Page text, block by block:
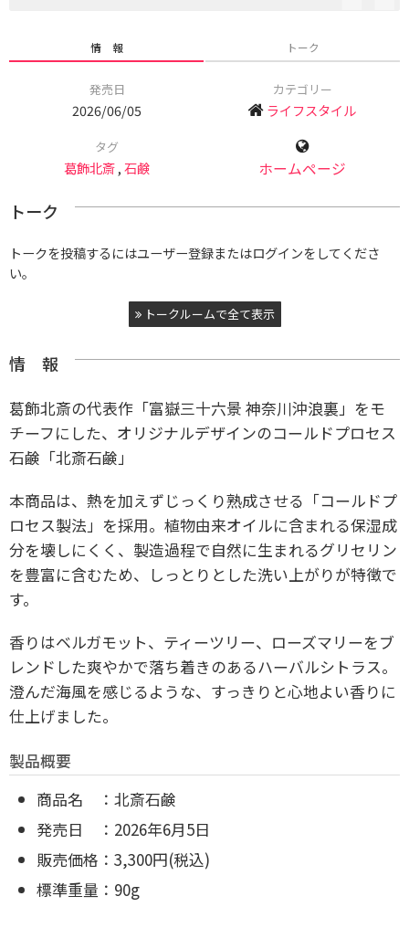
情 報 トーク
発売日
2026/06/05
カテゴリー
ライフスタイル
タグ
葛飾北斎,石鹸 ホームページ
トーク
トークを投稿するにはユーザー登録またはログインをしてくださ
い。
トークルームで全て表示
情 報
葛飾北斎の代表作「富嶽三十六景 神奈川沖浪裏」をモ
チーフにした、オリジナルデザインのコールドプロセス
石鹸「北斎石鹸」
本商品は、熱を加えずじっくり熟成させる「コールドプ
ロセス製法」を採用。植物由来オイルに含まれる保湿成
分を壊しにくく、製造過程で自然に生まれるグリセリン
を豊富に含むため、しっとりとした洗い上がりが特徴で
す。
香りはベルガモット、ティーツリー、ローズマリーをブ
レンドした爽やかで落ち着きのあるハーバルシトラス。
澄んだ海風を感じるような、すっきりと心地よい香りに
仕上げました。
製品概要
商品名 ：北斎石鹸
発売日 ：2026年6月5日
販売価格：3,300円(税込)
標準重量：90g